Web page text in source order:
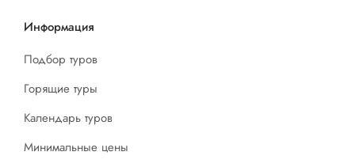
Информация
Подбор туров
Горящие туры
Календарь туров
Минимальные цены